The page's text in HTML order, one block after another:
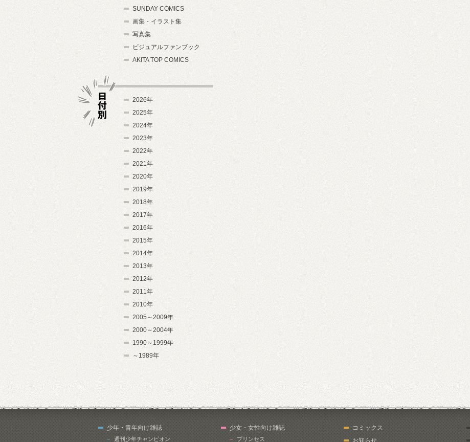
SUNDAY COMICS
画集・イラスト集
写真集
ビジュアルファンブック
AKITA TOP COMICS
2026年
2025年
2024年
2023年
2022年
2021年
2020年
2019年
2018年
2017年
2016年
2015年
2014年
2013年
2012年
2011年
2010年
2005～2009年
2000～2004年
1990～1999年
～1989年
少年・青年向け雑誌
週刊少年チャンピオン
少女・女性向け雑誌
プリンセス
コミックス
お知らせ